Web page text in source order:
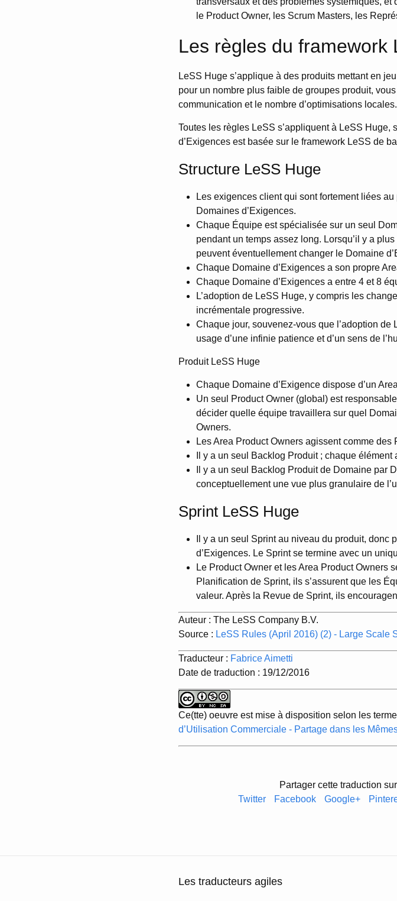
le Product Owner, les Scrum Masters, les
Les règles du framework
LeSS Huge s’applique à des produits mettant en
pour un nombre plus faible de groupes produit,
communication et le nombre d’optimisations locales.
Toutes les règles LeSS s’appliquent à LeSS
d’Exigences est basée sur le framework LeSS de
Structure LeSS Huge
Les exigences client qui sont fortement liées
Domaines d’Exigences.
Chaque Équipe est spécialisée sur un seul
pendant un temps assez long. Lorsqu’il y a
peuvent éventuellement changer le Domaine
Chaque Domaine d’Exigences a son propre
Chaque Domaine d’Exigences a entre 4 et 8
L’adoption de LeSS Huge, y compris les
incrémentale progressive.
Chaque jour, souvenez-vous que l’adoption
usage d’une infinie patience et d’un sens de
Produit LeSS Huge
Chaque Domaine d’Exigence dispose d’un
Un seul Product Owner (global) est
décider quelle équipe travaillera sur quel
Owners.
Les Area Product Owners agissent comme
Il y a un seul Backlog Produit ; chaque
Il y a un seul Backlog Produit de Domaine par
conceptuellement une vue plus granulaire de
Sprint LeSS Huge
Il y a un seul Sprint au niveau du produit,
d’Exigences. Le Sprint se termine avec un
Le Product Owner et les Area Product Owners
Planification de Sprint, ils s’assurent que les
valeur. Après la Revue de Sprint, ils
Auteur : The LeSS Company B.V.
Source : LeSS Rules (April 2016) (2) - Large Scale
Traducteur : Fabrice Aimetti
Date de traduction : 19/12/2016
Ce(tte) oeuvre est mise à disposition selon les
d’Utilisation Commerciale - Partage dans les
Partager cette traduction
Twitter
Facebook Google+
Les traducteurs agiles